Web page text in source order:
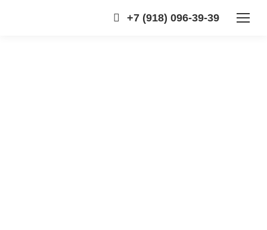
+7 (918) 096-39-39